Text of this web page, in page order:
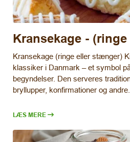
Kransekage -
Kransekage (ringe eller stænger)
klassiker i Danmark – et symbol
begyndelser. Den serveres
bryllupper, konfirmationer og andre...
LÆS MERE